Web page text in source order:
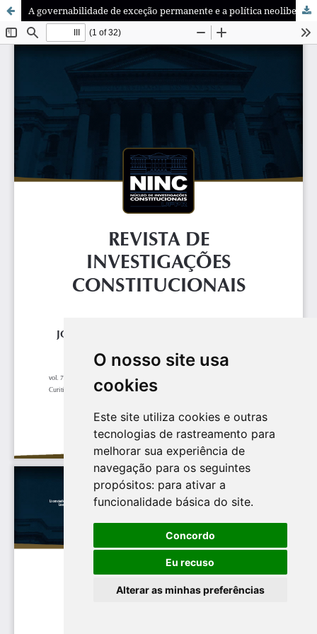
O nosso site usa
cookies
Este site utiliza cookies e outras
tecnologias de rastreamento para
melhorar sua experiência de
navegação para os seguintes
propósitos: para ativar a
funcionalidade básica do site.
Concordo
Eu recuso
Alterar as minhas preferências
A governabilidade de exceção permanente e a política neoliberal de gestão dos indesejáveis no Brasil